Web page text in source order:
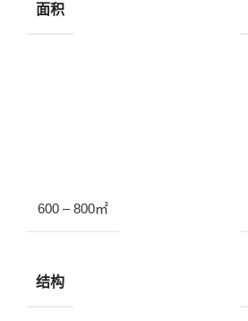
面积
600 – 800㎡
结构